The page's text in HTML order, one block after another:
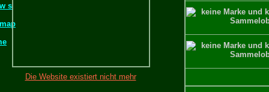
Die Website existiert nicht mehr
s